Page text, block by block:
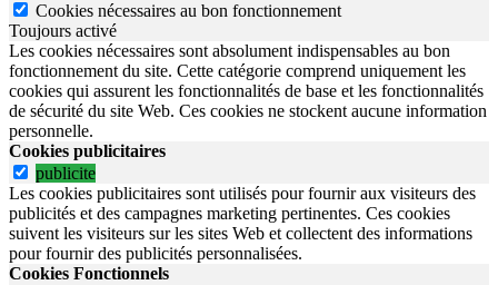
Cookies nécessaires au bon fonctionnement
Toujours activé
Les cookies nécessaires sont absolument indispensables au bon
fonctionnement du site. Cette catégorie comprend uniquement les
cookies qui assurent les fonctionnalités de base et les fonctionnalités
de sécurité du site Web. Ces cookies ne stockent aucune information
personnelle.
Cookies publicitaires
publicite
Les cookies publicitaires sont utilisés pour fournir aux visiteurs des
publicités et des campagnes marketing pertinentes. Ces cookies
suivent les visiteurs sur les sites Web et collectent des informations
pour fournir des publicités personnalisées.
Cookies Fonctionnels